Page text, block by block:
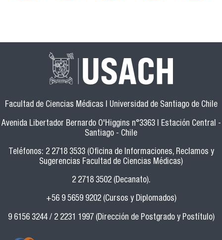
Facultad de Ciencias Médicas | Universidad de Santiago de Chile
Avenida Libertador Bernardo O'Higgins n°3363 | Estación Central -
Santiago - Chile
Teléfonos: 2 2718 3533 (Oficina de Informaciones, Reclamos y
Sugerencias Facultad de Ciencias Médicas)
2 2718 3502 (Decanato).
+56 9 5659 9202 (Cursos y Diplomados)
9 6156 3244 / 2 2231 1997 (Dirección de Postgrado y Postítulo)